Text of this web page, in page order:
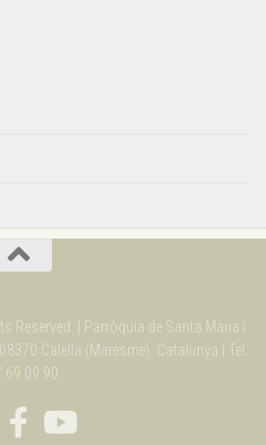
Reserved. | Parròquia de Santa Maria i
Calella (Maresme). Catalunya | Tel.
69 09 90